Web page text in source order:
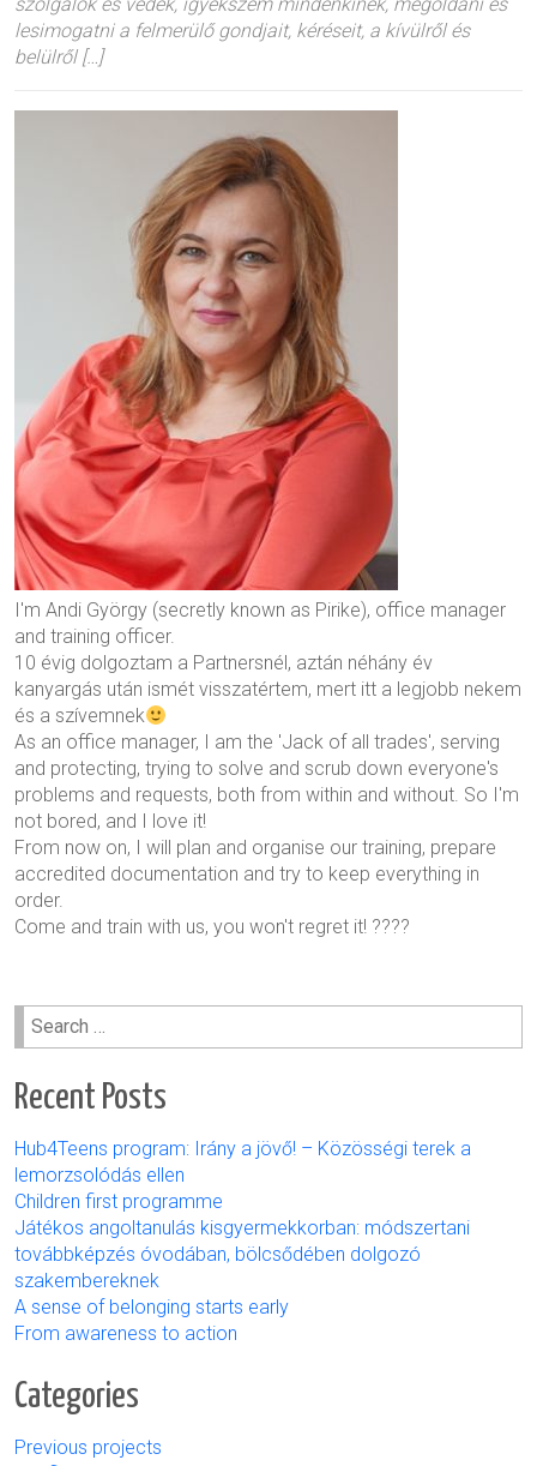
szolgálok és védek, igyekszem mindenkinek, megoldani és
lesimogatni a felmerülő gondjait, kéréseit, a kívülről és
belülről […]
I'm Andi György (secretly known as Pirike), office manager
and training officer.
10 évig dolgoztam a Partnersnél, aztán néhány év
kanyargás után ismét visszatértem, mert itt a legjobb nekem
és a szívemnek
As an office manager, I am the 'Jack of all trades', serving
and protecting, trying to solve and scrub down everyone's
problems and requests, both from within and without. So I'm
not bored, and I love it!
From now on, I will plan and organise our training, prepare
accredited documentation and try to keep everything in
order.
Come and train with us, you won't regret it! ????
Search
for:
Recent Posts
Hub4Teens program: Irány a jövő! – Közösségi terek a
lemorzsolódás ellen
Children first programme
Játékos angoltanulás kisgyermekkorban: módszertani
továbbképzés óvodában, bölcsődében dolgozó
szakembereknek
A sense of belonging starts early
From awareness to action
Categories
Previous projects